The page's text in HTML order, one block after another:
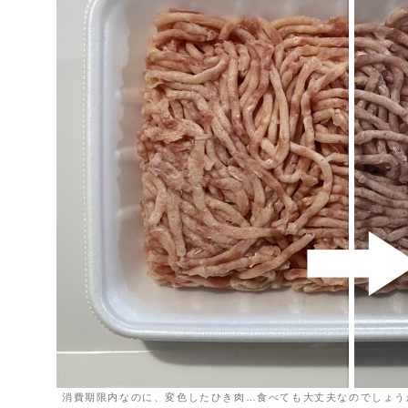
消費期限内なのに、変色したひき肉…食べても大丈夫なのでしょう